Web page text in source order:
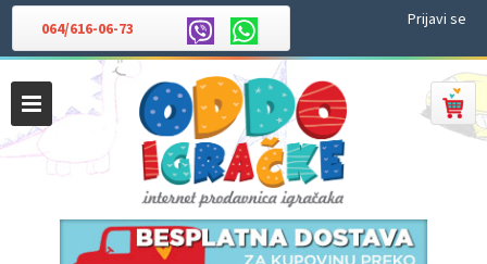
064/616-06-73 Prijavi se